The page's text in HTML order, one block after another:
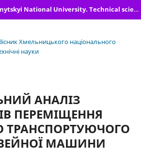
Herald of Khmelnytskyi National University. Technical sciences
Хмельницького національного
науки
АНАЛІЗ
ПЕРЕМІЩЕННЯ
ТРАНСПОРТУЮЧОГО
МАШИНИ